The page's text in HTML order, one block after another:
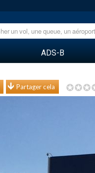
ADS-B
Partager cela